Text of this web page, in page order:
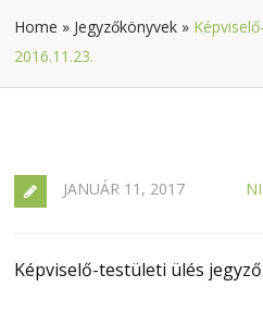
Home » Jegyzőkönyvek »
2016.11.23.
JANUÁR 11, 2017
Képviselő-testületi ülés